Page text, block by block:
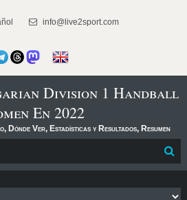
info@live2sport.com
Division 1 Handball
En 2022
Dónde Ver, Estadísticas y Resultados, Resumen